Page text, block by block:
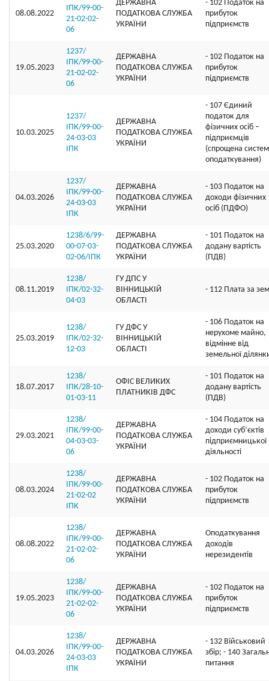
08.08.2022
ІПК/99-00-
21-02-02-
06
ДЕРЖАВНА
ПОДАТКОВА СЛУЖБА
УКРАЇНИ
- 102 Податок на
прибуток
підприємств
19.05.2023
1237/
ІПК/99-00-
21-02-02-
06
ДЕРЖАВНА
ПОДАТКОВА СЛУЖБА
УКРАЇНИ
- 102 Податок на
прибуток
підприємств
10.03.2025
1237/
ІПК/99-00-
24-03-03
ІПК
ДЕРЖАВНА
ПОДАТКОВА СЛУЖБА
УКРАЇНИ
- 107 Єдиний
податок для
фізичних осіб –
підприємців
(спрощена
оподаткування)
04.03.2026
1237/
ІПК/99-00-
24-03-03
ІПК
ДЕРЖАВНА
ПОДАТКОВА СЛУЖБА
УКРАЇНИ
- 103 Податок на
доходи фізичних
осіб (ПДФО)
25.03.2020
1238/6/99-
00-07-03-
02-06/ІПК
ДЕРЖАВНА
ПОДАТКОВА СЛУЖБА
УКРАЇНИ
- 101 Податок на
додану вартість
(ПДВ)
08.11.2019
1238/
ІПК/02-32-
04-03
ГУ ДПС У
ВІННИЦЬКІЙ
ОБЛАСТІ
- 112 Плата за
25.03.2019
1238/
ІПК/02-32-
12-03
ГУ ДФС У
ВIННИЦЬКIЙ
ОБЛАСТI
- 106 Податок на
нерухоме майно,
відмінне від
земельної
18.07.2017
1238/
ІПК/28-10-
01-03-11
ОФIС ВЕЛИКИХ
ПЛАТНИКIВ ДФС
- 101 Податок на
додану вартість
(ПДВ)
29.03.2021
1238/
ІПК/99-00-
04-03-03-
06
ДЕРЖАВНА
ПОДАТКОВА СЛУЖБА
УКРАЇНИ
- 104 Податок на
доходи суб’єктів
підприємницької
діяльності
08.03.2024
1238/
ІПК/99-00-
21-02-02
ІПК
ДЕРЖАВНА
ПОДАТКОВА СЛУЖБА
УКРАЇНИ
- 102 Податок на
прибуток
підприємств
08.08.2022
1238/
ІПК/99-00-
21-02-02-
06
ДЕРЖАВНА
ПОДАТКОВА СЛУЖБА
УКРАЇНИ
Оподаткування
доходів
нерезидентів
19.05.2023
1238/
ІПК/99-00-
21-02-02-
06
ДЕРЖАВНА
ПОДАТКОВА СЛУЖБА
УКРАЇНИ
- 102 Податок на
прибуток
підприємств
04.03.2026
1238/
ІПК/99-00-
24-03-03
ІПК
ДЕРЖАВНА
ПОДАТКОВА СЛУЖБА
УКРАЇНИ
- 132 Військовий
збір; - 140
питання